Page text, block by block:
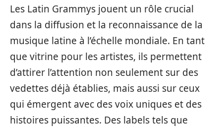
Les Latin Grammys jouent un rôle crucial
dans la diffusion et la reconnaissance de la
musique latine à l’échelle mondiale. En tant
que vitrine pour les artistes, ils permettent
d’attirer l’attention non seulement sur des
vedettes déjà établies, mais aussi sur ceux
qui émergent avec des voix uniques et des
histoires puissantes. Des labels tels que